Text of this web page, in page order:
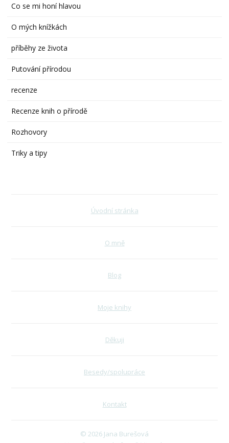
Co se mi honí hlavou
O mých knížkách
příběhy ze života
Putování přírodou
recenze
Recenze knih o přírodě
Rozhovory
Triky a tipy
Úvodní stránka
O mně
Blog
Moje knihy
Děkuji
Besedy/spolupráce
Kontakt
© 2026 Jana Burešová